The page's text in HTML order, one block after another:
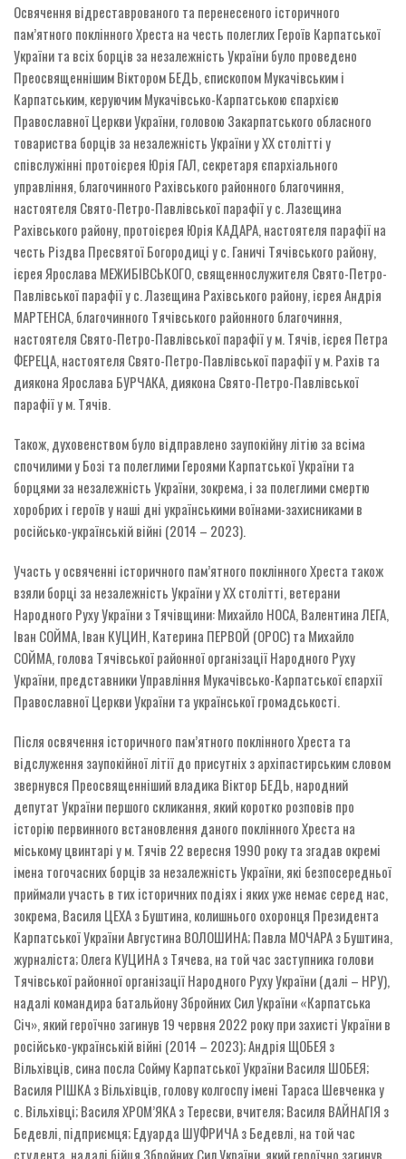
Освячення відреставрованого та перенесеного історичного
пам’ятного поклінного Хреста на честь полеглих Героїв Карпатської
України та всіх борців за незалежність України було проведено
Преосвященнішим Віктором БЕДЬ, єпископом Мукачівським і
Карпатським, керуючим Мукачівсько-Карпатською єпархією
Православної Церкви України, головою Закарпатського обласного
товариства борців за незалежність України у ХХ столітті у
співслужінні протоієрея Юрія ГАЛ, секретаря єпархіального
управління, благочинного Рахівського районного благочиння,
настоятеля Свято-Петро-Павлівської парафії у с. Лазещина
Рахівського району, протоієрея Юрія КАДАРА, настоятеля парафії на
честь Різдва Пресвятої Богородиці у с. Ганичі Тячівського району,
ієрея Ярослава МЕЖИБІВСЬКОГО, священнослужителя Свято-Петро-
Павлівської парафії у с. Лазещина Рахівського району, ієрея Андрія
МАРТЕНСА, благочинного Тячівського районного благочиння,
настоятеля Свято-Петро-Павлівської парафії у м. Тячів, ієрея Петра
ФЕРЕЦА, настоятеля Свято-Петро-Павлівської парафії у м. Рахів та
диякона Ярослава БУРЧАКА, диякона Свято-Петро-Павлівської
парафії у м. Тячів.
Також, духовенством було відправлено заупокійну літію за всіма
спочилими у Бозі та полеглими Героями Карпатської України та
борцями за незалежність України, зокрема, і за полеглими смертю
хоробрих і героїв у наші дні українськими воїнами-захисниками в
російсько-українській війні (2014 – 2023).
Участь у освяченні історичного пам’ятного поклінного Хреста також
взяли борці за незалежність України у ХХ столітті, ветерани
Народного Руху України з Тячівщини: Михайло НОСА, Валентина ЛЕГА,
Іван СОЙМА, Іван КУЦИН, Катерина ПЕРВОЙ (ОРОС) та Михайло
СОЙМА, голова Тячівської районної організації Народного Руху
України, представники Управління Мукачівсько-Карпатської єпархії
Православної Церкви України та української громадськості.
Після освячення історичного пам’ятного поклінного Хреста та
відслуження заупокійної літії до присутніх з архіпастирським словом
звернувся Преосвященніший владика Віктор БЕДЬ, народний
депутат України першого скликання, який коротко розповів про
історію первинного встановлення даного поклінного Хреста на
міському цвинтарі у м. Тячів 22 вересня 1990 року та згадав окремі
імена тогочасних борців за незалежність України, які безпосередньої
приймали участь в тих історичних подіях і яких уже немає серед нас,
зокрема, Василя ЦЕХА з Буштина, колишнього охоронця Президента
Карпатської України Августина ВОЛОШИНА; Павла МОЧАРА з Буштина,
журналіста; Олега КУЦИНА з Тячева, на той час заступника голови
Тячівської районної організації Народного Руху України (далі – НРУ),
надалі командира батальйону Збройних Сил України «Карпатська
Січ», який героїчно загинув 19 червня 2022 року при захисті України в
російсько-українській війні (2014 – 2023); Андрія ЩОБЕЯ з
Вільхівців, сина посла Сойму Карпатської України Василя ШОБЕЯ;
Василя РІШКА з Вільхівців, голову колгоспу імені Тараса Шевченка у
с. Вільхівці; Василя ХРОМ’ЯКА з Тересви, вчителя; Василя ВАЙНАГІЯ з
Бедевлі, підприємця; Едуарда ШУФРИЧА з Бедевлі, на той час
студента, надалі бійця Збройних Сил України, який героїчно загинув